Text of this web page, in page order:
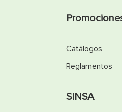
Catálogos
Reglamentos
SINSA